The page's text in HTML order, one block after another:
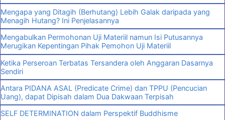
Mengapa yang Ditagih (Berhutang) Lebih Galak daripada yang
Menagih Hutang? Ini Penjelasannya
Mengabulkan Permohonan Uji Materiil namun Isi Putusannya
Merugikan Kepentingan Pihak Pemohon Uji Materiil
Ketika Perseroan Terbatas Tersandera oleh Anggaran Dasarnya
Sendiri
Antara PIDANA ASAL (Predicate Crime) dan TPPU (Pencucian
Uang), dapat Dipisah dalam Dua Dakwaan Terpisah
SELF DETERMINATION dalam Perspektif Buddhisme